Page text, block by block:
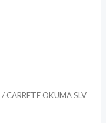
/ CARRETE OKUMA SLV